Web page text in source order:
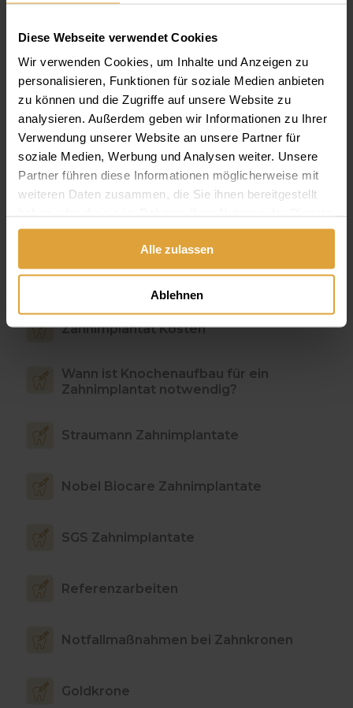
Diese Webseite verwendet Cookies
Wir verwenden Cookies, um Inhalte und Anzeigen zu
personalisieren, Funktionen für soziale Medien anbieten
zu können und die Zugriffe auf unsere Website zu
analysieren. Außerdem geben wir Informationen zu Ihrer
Verwendung unserer Website an unsere Partner für
soziale Medien, Werbung und Analysen weiter. Unsere
Partner führen diese Informationen möglicherweise mit
weiteren Daten zusammen, die Sie ihnen bereitgestellt
haben oder die sie im Rahmen Ihrer Nutzung der Dienste
gesammelt haben.
Alle zulassen
Ablehnen
Teleskopprothese
Alles über Zahnimplantate
Zahnimplantate im Vergleich
Zahnimplantat Alternativen
Zahnimplantat Ablauf (Video)
Zahnimplantat Kosten
Wann ist Knochenaufbau für ein
Zahnimplantat notwendig?
Straumann Zahnimplantate
Nobel Biocare Zahnimplantate
SGS Zahnimplantate
Referenzarbeiten
Notfallmaßnahmen bei Zahnkronen
Goldkrone